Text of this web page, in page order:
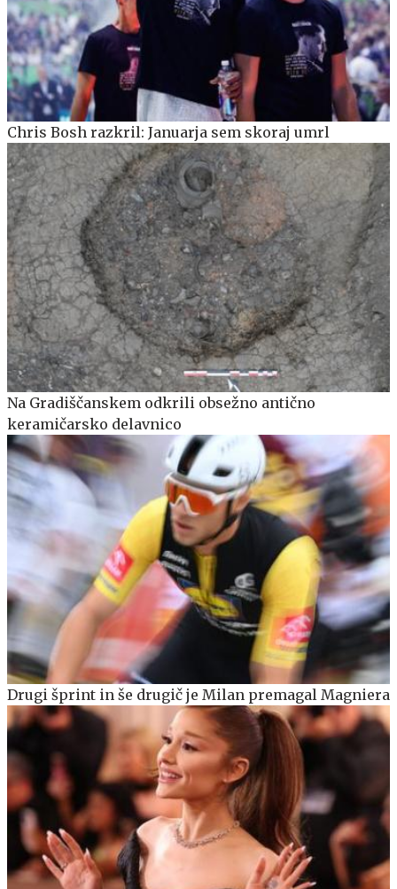
Chris Bosh razkril: Januarja sem skoraj umrl
Na Gradiščanskem odkrili obsežno antično
keramičarsko delavnico
Drugi šprint in še drugič je Milan premagal Magniera